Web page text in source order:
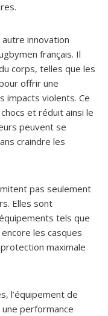
innovation
français. Il
corps, telles que les
offrir une
impacts violents. Ce
et réduit ainsi le
peuvent se
craindre les
pas seulement
Elles sont
tels que
les casques
maximale
l’équipement de
performance